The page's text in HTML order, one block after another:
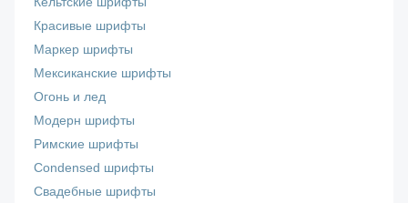
Красивые шрифты
Маркер шрифты
Мексиканские шрифты
Огонь и лед
Модерн шрифты
Римские шрифты
Сondensed шрифты
Свадебные шрифты